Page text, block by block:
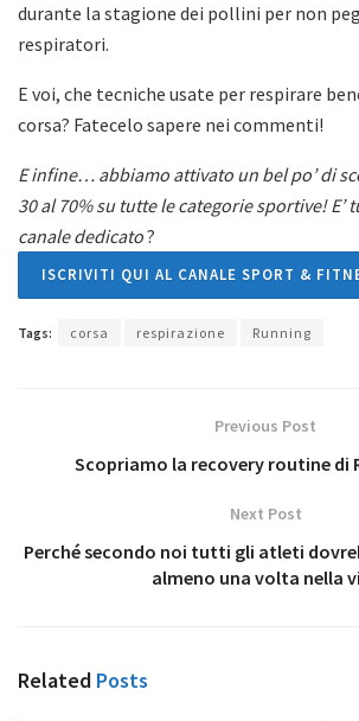
durante la stagione dei pollini per non
respiratori.
E voi, che tecniche usate per respirare
corsa? Fatecelo sapere nei commenti!
E infine… abbiamo attivato un bel po’ di
30 al 70% su tutte le categorie sportive! E’
canale dedicato?
ISCRIVITI QUI AL CANALE SPORT &
Tags: corsa respirazione Running
Previous Post
Scopriamo la recovery routine di
Next Post
Perché secondo noi tutti gli atleti
almeno una volta nella
Related Posts